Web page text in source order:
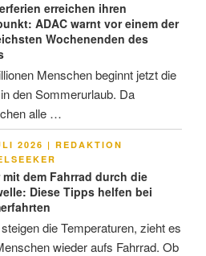
erreichen ihren
ADAC warnt vor einem der
Wochenenden des
Menschen beginnt jetzt die
den Sommerurlaub. Da
alle …
2026 | REDAKTION
mit dem Fahrrad durch die
Diese Tipps helfen bei
die Temperaturen, zieht es
wieder aufs Fahrrad. Ob